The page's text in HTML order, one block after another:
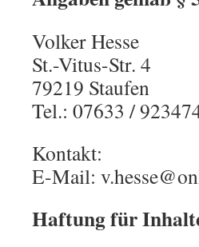
Volker Hesse
St.-Vitus-Str. 4
79219 Staufen
Tel.: 07633 /
Kontakt:
E-Mail:
Haftung für